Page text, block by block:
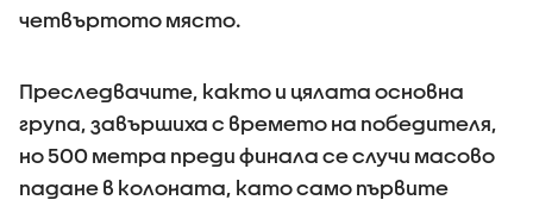
четвъртото място.
Преследвачите, както и цялата основна
група, завършиха с времето на победителя,
но 500 метра преди финала се случи масово
падане в колоната, като само първите